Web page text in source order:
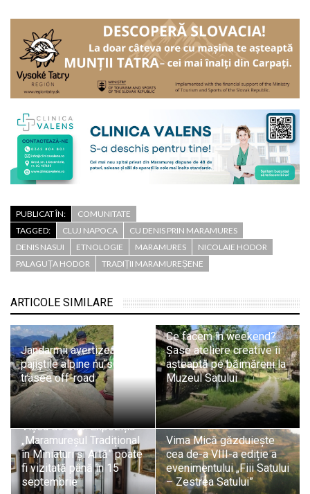
PUBLICAT ÎN:
COMUNITATE
TAGGED:
CLUJ NAPOCA
CU DENIS PRIN MARAMURES
DENIS NASUI
ETNOLOGIE MARAMURES
NICOLAIE HODOR
PALAGUȚA HODOR
TRADIȚII MARAMUREȘENE
ARTICOLE SIMILARE
Jandarmii avertizează:
pajiștile alpine nu sunt
trasee off-road
Ce facem în weekend?
Șase ateliere creative îi
așteaptă pe băimăreni la
Muzeul Satului
Vișeu de Sus: Expoziția
„Maramureșul Tradițional
în Miniaturi și Artă” poate
fi vizitată până în 15
septembrie
Vima Mică găzduiește
cea de-a VIII-a ediție a
evenimentului „Fiii Satului
– Zestrea Satului”